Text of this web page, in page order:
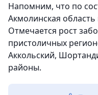
Напомним, что по
Акмолинская
Отмечается рост
пристоличных
Аккольский,
районы.